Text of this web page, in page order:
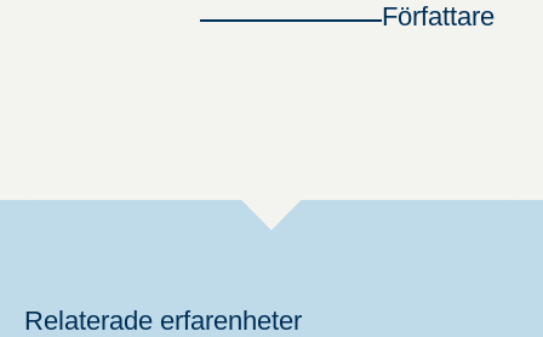
Författare
Relaterade erfarenheter